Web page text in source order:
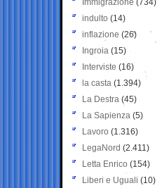
Immigrazione (734)
indulto (14)
inflazione (26)
Ingroia (15)
Interviste (16)
la casta (1.394)
La Destra (45)
La Sapienza (5)
Lavoro (1.316)
LegaNord (2.411)
Letta Enrico (154)
Liberi e Uguali (10)